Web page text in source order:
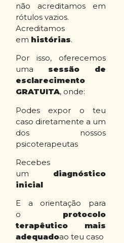
não acreditamos em
rótulos vazios.
Acreditamos
em histórias.
Por isso, oferecemos
uma sessão de
esclarecimento
GRATUITA, onde:
Podes expor o teu
caso diretamente a um
dos nossos
psicoterapeutas
Recebes
um diagnóstico
inicial
E a orientação para
o protocolo
terapêutico mais
adequadoao teu caso